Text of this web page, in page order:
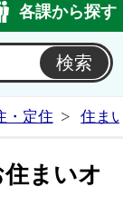
各課から探す
・定住 住ま
まいオ